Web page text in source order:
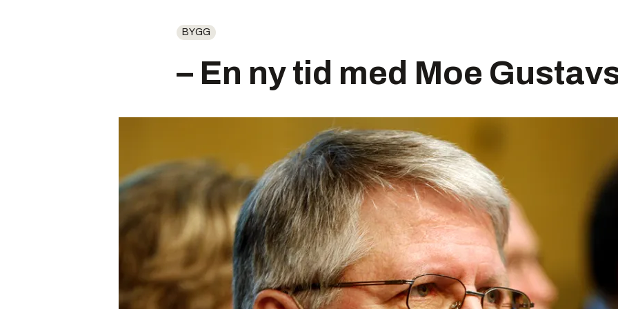
BYGG
– En ny tid med Moe